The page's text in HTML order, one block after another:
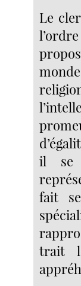
Le
il se
fait
trait